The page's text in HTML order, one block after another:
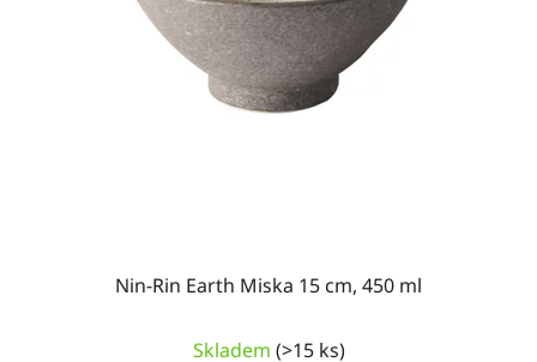
Nin-Rin Earth Miska 15 cm, 450 ml
Skladem (>15 ks)